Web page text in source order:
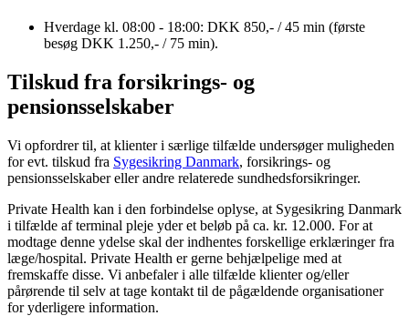
Hverdage kl. 08:00 - 18:00: DKK 850,- / 45 min (første
besøg DKK 1.250,- / 75 min).
Tilskud fra forsikrings- og
pensionsselskaber
Vi opfordrer til, at klienter i særlige tilfælde undersøger muligheden
for evt. tilskud fra Sygesikring Danmark, forsikrings- og
pensionsselskaber eller andre relaterede sundhedsforsikringer.
Private Health kan i den forbindelse oplyse, at Sygesikring Danmark
i tilfælde af terminal pleje yder et beløb på ca. kr. 12.000. For at
modtage denne ydelse skal der indhentes forskellige erklæringer fra
læge/hospital. Private Health er gerne behjælpelige med at
fremskaffe disse. Vi anbefaler i alle tilfælde klienter og/eller
pårørende til selv at tage kontakt til de pågældende organisationer
for yderligere information.